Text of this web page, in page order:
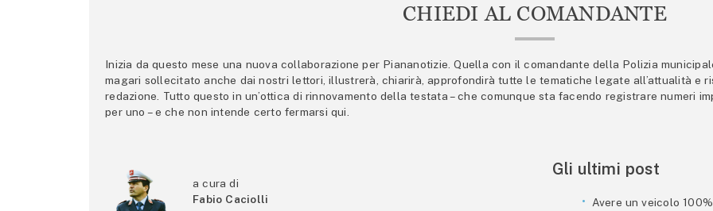
CHIEDI AL COMANDANTE
Inizia da questo mese una nuova collaborazione per Piananotizie. Quella con il comandante della Polizia
magari sollecitato anche dai nostri lettori, illustrerà, chiarirà, approfondirà tutte le tematiche legate all’attualità e
redazione. Tutto questo in un’ottica di rinnovamento della testata – che comunque sta facendo registrare numeri
per uno – e che non intende certo fermarsi qui.
a cura di
Fabio Caciolli
Gli ultimi post
Avere un veicolo